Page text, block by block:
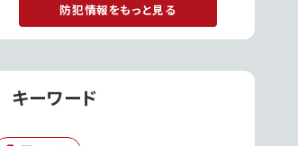
防犯情報をもっと見る
キーワード